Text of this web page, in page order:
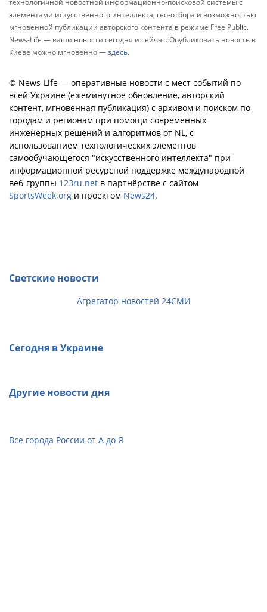
технологичной новостной информационно-поисковой системы с
элементами искусственного интеллекта, гео-отбора и возможностью
мгновенной публикации авторского контента в режиме Free Public.
News-Life — ваши новости сегодня и сейчас. Опубликовать новость в
Киеве можно мгновенно —здесь.
© News-Life — оперативные новости с мест событий по
всей Украине (ежеминутное обновление, авторский
контент, мгновенная публикация) с архивом и поиском по
городам и регионам при помощи современных
инженерных решений и алгоритмов от NL, с
использованием технологических элементов
самообучающегося "искусственного интеллекта" при
информационной ресурсной поддержке международной
веб-группы 123ru.net в партнёрстве с сайтом
SportsWeek.org и проектом News24.
Светские новости
Агрегатор новостей 24СМИ
Сегодня в Украине
Другие новости дня
Все города России от А до Я